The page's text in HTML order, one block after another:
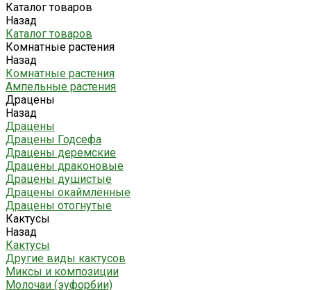
Каталог товаров
Назад
Каталог товаров
Комнатные растения
Назад
Комнатные растения
Ампельные растения
Драцены
Назад
Драцены
Драцены Годсефа
Драцены деремские
Драцены драконовые
Драцены душистые
Драцены окаймлённые
Драцены отогнутые
Кактусы
Назад
Кактусы
Другие виды кактусов
Миксы и композиции
Молочаи (эуфорбии)